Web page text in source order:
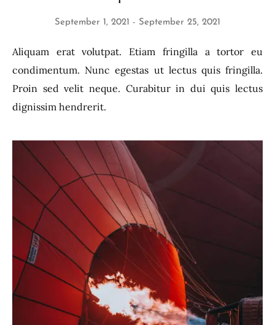
September 1, 2021 September 25, 2021
Aliquam erat volutpat. Etiam fringilla a tortor eu
condimentum. Nunc egestas ut lectus quis fringilla.
Proin sed velit neque. Curabitur in dui quis lectus
dignissim hendrerit.